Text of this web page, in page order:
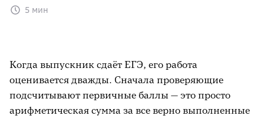
5 мин
Когда выпускник сдаёт ЕГЭ, его работа
оценивается дважды. Сначала проверяющие
подсчитывают первичные баллы — это просто
арифметическая сумма за все верно выполненные